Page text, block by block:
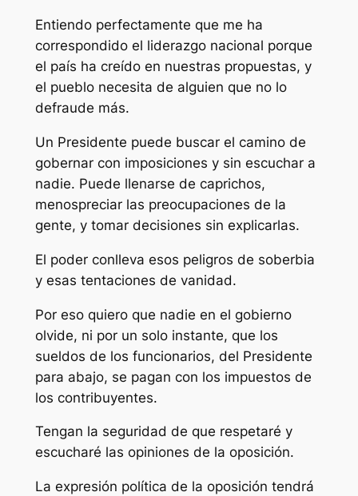
Entiendo perfectamente que me ha
correspondido el liderazgo nacional porque
el país ha creído en nuestras propuestas, y
el pueblo necesita de alguien que no lo
defraude más.
Un Presidente puede buscar el camino de
gobernar con imposiciones y sin escuchar a
nadie. Puede llenarse de caprichos,
menospreciar las preocupaciones de la
gente, y tomar decisiones sin explicarlas.
El poder conlleva esos peligros de soberbia
y esas tentaciones de vanidad.
Por eso quiero que nadie en el gobierno
olvide, ni por un solo instante, que los
sueldos de los funcionarios, del Presidente
para abajo, se pagan con los impuestos de
los contribuyentes.
Tengan la seguridad de que respetaré y
escucharé las opiniones de la oposición.
La expresión política de la oposición tendrá